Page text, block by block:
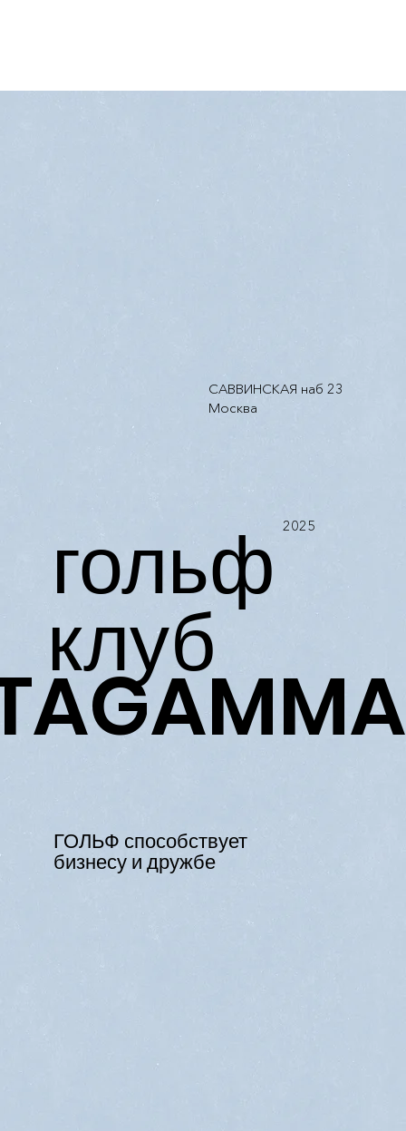
гольф
клуб
2025
САВВИНСКАЯ наб 23
Москва
ГОЛЬФ способствует
бизнесу и дружбе